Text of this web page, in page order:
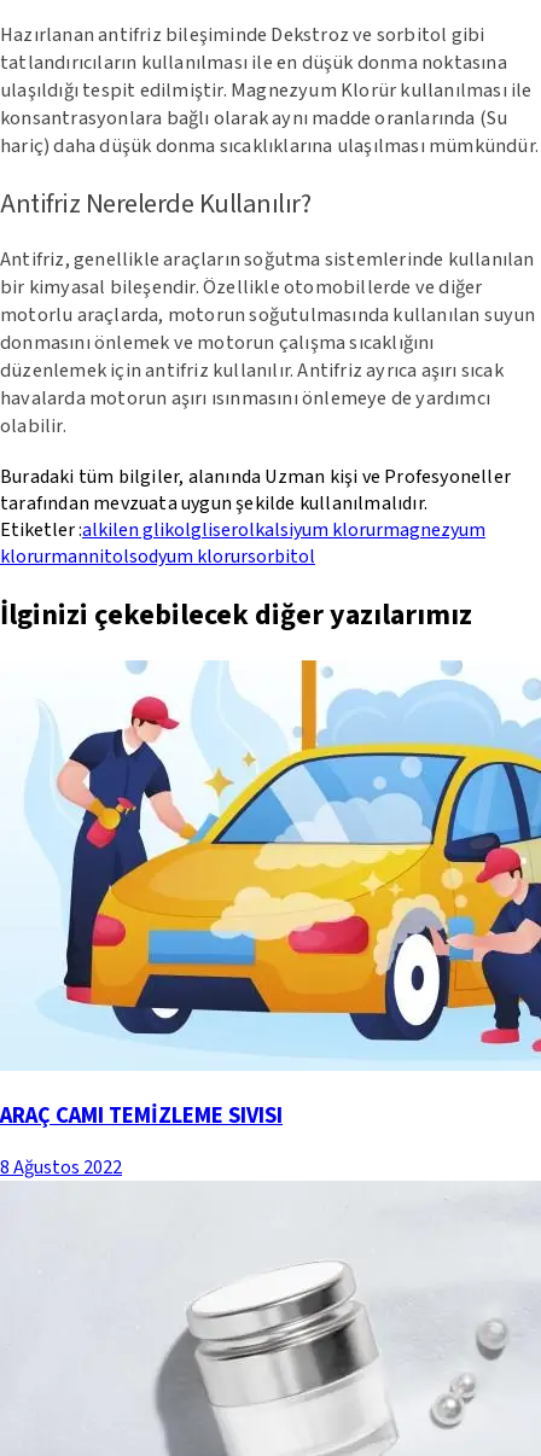
Hazırlanan antifriz bileşiminde Dekstroz ve sorbitol gibi
tatlandırıcıların kullanılması ile en düşük donma noktasına
ulaşıldığı tespit edilmiştir. Magnezyum Klorür kullanılması ile
konsantrasyonlara bağlı olarak aynı madde oranlarında (Su
hariç) daha düşük donma sıcaklıklarına ulaşılması mümkündür.
Antifriz Nerelerde Kullanılır?
Antifriz, genellikle araçların soğutma sistemlerinde kullanılan
bir kimyasal bileşendir. Özellikle otomobillerde ve diğer
motorlu araçlarda, motorun soğutulmasında kullanılan suyun
donmasını önlemek ve motorun çalışma sıcaklığını
düzenlemek için antifriz kullanılır. Antifriz ayrıca aşırı sıcak
havalarda motorun aşırı ısınmasını önlemeye de yardımcı
olabilir.
Buradaki tüm bilgiler, alanında Uzman kişi ve Profesyoneller
tarafından mevzuata uygun şekilde kullanılmalıdır.
Etiketler :alkilen glikolgliserolkalsiyum klorurmagnezyum
klorurmannitolsodyum klorursorbitol
İlginizi çekebilecek diğer yazılarımız
ARAÇ CAMI TEMİZLEME SIVISI
8 Ağustos 2022